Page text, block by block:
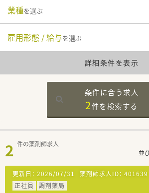
業種を選ぶ
雇用形態 / 給与を選ぶ
詳細条件を表示
条件に合う求人
2件を検索する
2 件の薬剤師求人
並
更新日： 2026/07/31 薬剤師求人ID： 401639
正社員
調剤薬局